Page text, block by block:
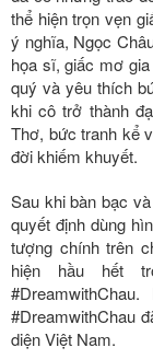
thể hiện trọn vẹn
ý nghĩa, Ngọc
họa sĩ, giấc mơ
quý và yêu thích
khi cô trở thành
Thơ, bức tranh kể
đời khiếm khuyết.
Sau khi bàn bạc
quyết định dùng
tượng chính trên
hiện hầu hết
#DreamwithChau
diện Việt Nam.